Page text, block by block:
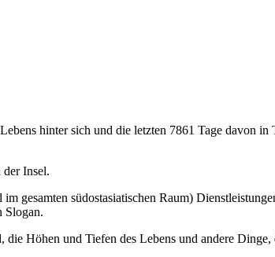
hinter sich und die letzten 7861 Tage davon
Insel.
gesamten südostasiatischen Raum)
Slogan.
Höhen und Tiefen des Lebens und andere Dinge,